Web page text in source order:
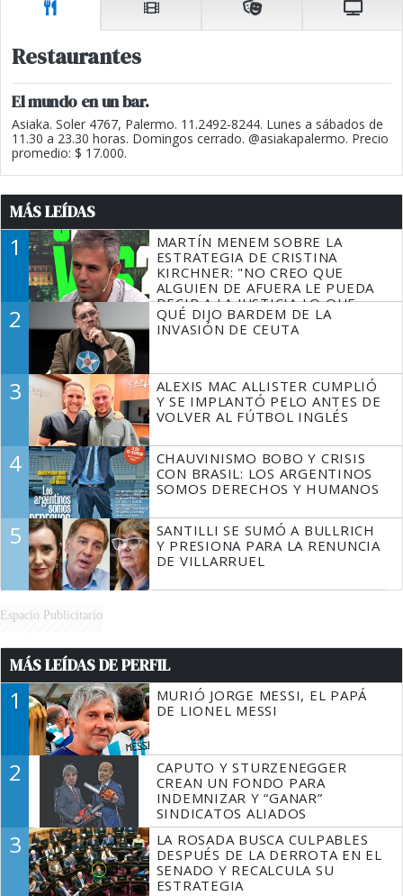
Restaurantes
El mundo en un bar.
Asiaka. Soler 4767, Palermo. 11.2492-8244. Lunes a sábados de
11.30 a 23.30 horas. Domingos cerrado. @asiakapalermo. Precio
promedio: $ 17.000.
MÁS LEÍDAS
1
MARTÍN MENEM SOBRE LA
ESTRATEGIA DE CRISTINA
KIRCHNER: "NO CREO QUE
ALGUIEN DE AFUERA LE PUEDA
DECIR A LA JUSTICIA LO QUE
TIENE QUE HACER"
2
QUÉ DIJO BARDEM DE LA
INVASIÓN DE CEUTA
3
ALEXIS MAC ALLISTER CUMPLIÓ
Y SE IMPLANTÓ PELO ANTES DE
VOLVER AL FÚTBOL INGLÉS
4
CHAUVINISMO BOBO Y CRISIS
CON BRASIL: LOS ARGENTINOS
SOMOS DERECHOS Y HUMANOS
5
SANTILLI SE SUMÓ A BULLRICH
Y PRESIONA PARA LA RENUNCIA
DE VILLARRUEL
Espacio Publicitario
MÁS LEÍDAS DE PERFIL
1
MURIÓ JORGE MESSI, EL PAPÁ
DE LIONEL MESSI
2
CAPUTO Y STURZENEGGER
CREAN UN FONDO PARA
INDEMNIZAR Y “GANAR”
SINDICATOS ALIADOS
3
LA ROSADA BUSCA CULPABLES
DESPUÉS DE LA DERROTA EN EL
SENADO Y RECALCULA SU
ESTRATEGIA